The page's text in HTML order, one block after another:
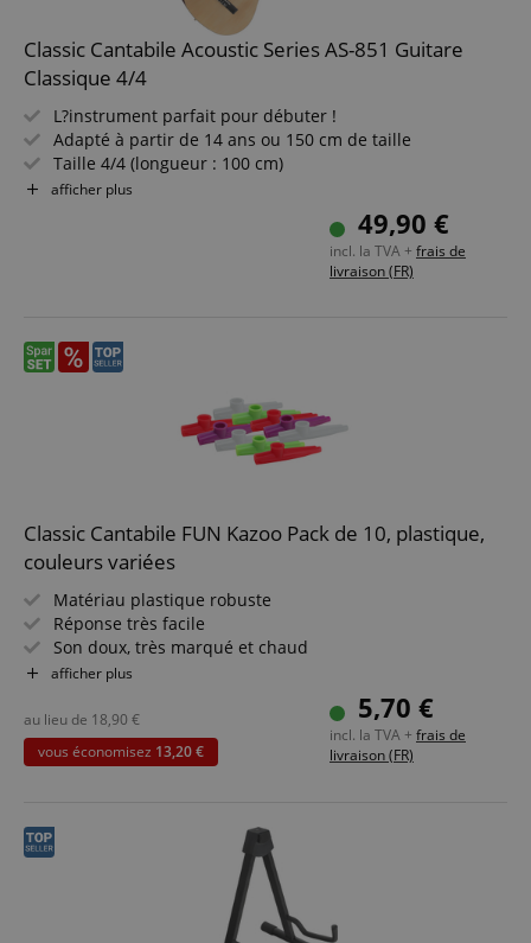
Classic Cantabile Acoustic Series AS-851 Guitare
Classique 4/4
L?instrument parfait pour débuter !
Adapté à partir de 14 ans ou 150 cm de taille
Taille 4/4 (longueur : 100 cm)
Corps en tilleul
afficher plus
49,90 €
incl. la TVA + frais de
livraison (FR)
Classic Cantabile FUN Kazoo Pack de 10, plastique,
couleurs variées
Matériau plastique robuste
Réponse très facile
Son doux, très marqué et chaud
Livraison avec couleurs mélangées
afficher plus
5,70 €
incl. la TVA + frais de
livraison (FR)
au lieu de 18,90 €
vous économisez 13,20 €